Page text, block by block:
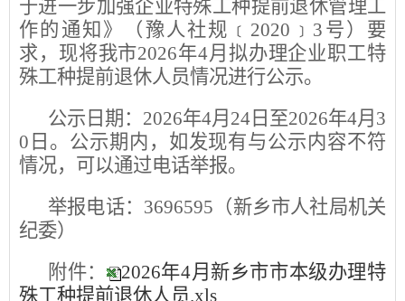
于进一步加强企业特殊工种提前退休管理工
作的通知》（豫人社规﹝2020﹞3号）要
求，现将我市2026年4月拟办理企业职工特
殊工种提前退休人员情况进行公示。
公示日期：2026年4月24日至2026年4月3
0 日。公示期内，如发现有与公示内容不符
情况，可以通过电话举报。
举报电话：3696595（新乡市人社局机关
纪委）
附件：
2026年4月新乡市市本级办理特
殊工种提前退休人员.xls